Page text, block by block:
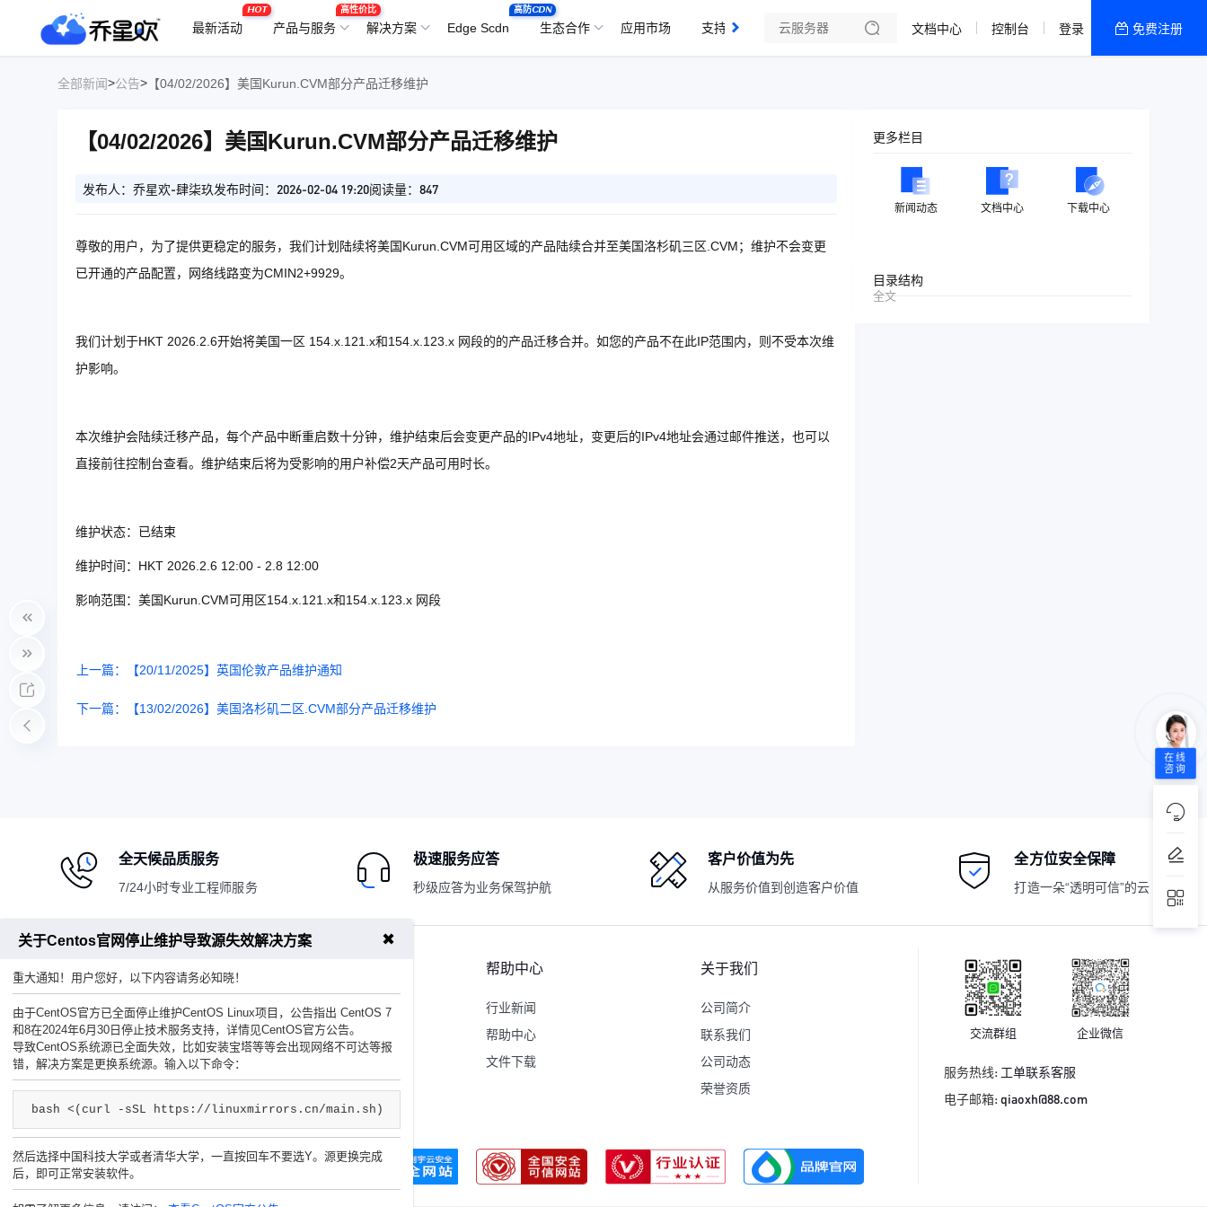
最新活动
HOT
产品与服务
高性价比
解决方案 Edge Scdn
高防CDN
生态合作 应用市场 支持与服务
了解我们
文档中心 控制台 登录 免费注册
全部新闻>公告> 【04/02/2026】美国Kurun.CVM部分产品迁移维护
【04/02/2026】美国Kurun.CVM部分产品迁移维护
发布人：乔星欢-肆柒玖发布时间：2026-02-04 19:20阅读量：847
尊敬的用户，为了提供更稳定的服务，我们计划陆续将美国Kurun.CVM可用区域的产品陆续合并至美国洛杉矶三区.CVM；维护不会变更
已开通的产品配置，网络线路变为CMIN2+9929。
我们计划于HKT 2026.2.6开始将美国一区 154.x.121.x和154.x.123.x 网段的的产品迁移合并。如您的产品不在此IP范围内，则不受本次维
护影响。
本次维护会陆续迁移产品，每个产品中断重启数十分钟，维护结束后会变更产品的IPv4地址，变更后的IPv4地址会通过邮件推送，也可以
直接前往控制台查看。维护结束后将为受影响的用户补偿2天产品可用时长。
维护状态：已结束
维护时间：HKT 2026.2.6 12:00 - 2.8 12:00
影响范围：美国Kurun.CVM可用区154.x.121.x和154.x.123.x 网段
上一篇：【20/11/2025】英国伦敦产品维护通知
下一篇：【13/02/2026】美国洛杉矶二区.CVM部分产品迁移维护
更多栏目
新闻动态 文档中心 下载中心
目录结构
全文
全天候品质服务
7/24小时专业工程师服务
极速服务应答
秒级应答为业务保驾护航
客户价值为先
从服务价值到创造客户价值
全方位安全保障
打造一朵“透明可信”的云
服务指南
安全中心
实名认证
API管理
提交工单
服务条款
合作伙伴
代理推广
帮助中心
行业新闻
帮助中心
文件下载
关于我们
公司简介
联系我们
公司动态
荣誉资质
交流群组 企业微信
服务热线: 工单联系客服
电子邮箱:qiaoxh@88.com
在线
咨询
关于Centos官网停止维护导致源失效解决方案 ✖
重大通知！用户您好，以下内容请务必知晓！
由于CentOS官方已全面停止维护CentOS Linux项目，公告指出 CentOS 7
和8在2024年6月30日停止技术服务支持，详情见CentOS官方公告。
导致CentOS系统源已全面失效，比如安装宝塔等等会出现网络不可达等报
错，解决方案是更换系统源。输入以下命令：
bash <(curl -sSL https://linuxmirrors.cn/main.sh)
然后选择中国科技大学或者清华大学，一直按回车不要选Y。源更换完成
后，即可正常安装软件。